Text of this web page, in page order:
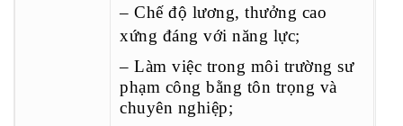
– Chế độ lương, thưởng cao
xứng đáng với năng lực;
– Làm việc trong môi trường sư
phạm công bằng tôn trọng và
chuyên nghiệp;